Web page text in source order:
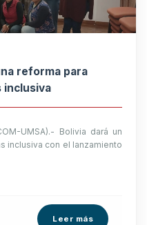
reforma para
inclusiva
UMSA).- Bolivia dará un
inclusiva con el lanzamiento
Leer más